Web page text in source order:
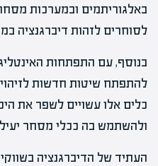
באלגוריתמים ובמערכות
לסוחרים לזהות דיברגנציה
בנוסף, עם התפתחות
להתפתח שיטות חדשות
כלים אלו עשויים לשפר את
ולהשתמש בה ככלי מסחר יעיל
העתיד של הדיברגנציה